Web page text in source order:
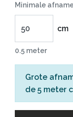
Minimale
cm
0.5 meter
Grote
de 5 meter